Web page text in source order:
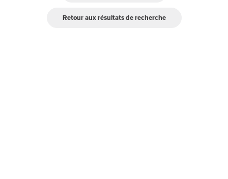
Retour aux résultats de recherche